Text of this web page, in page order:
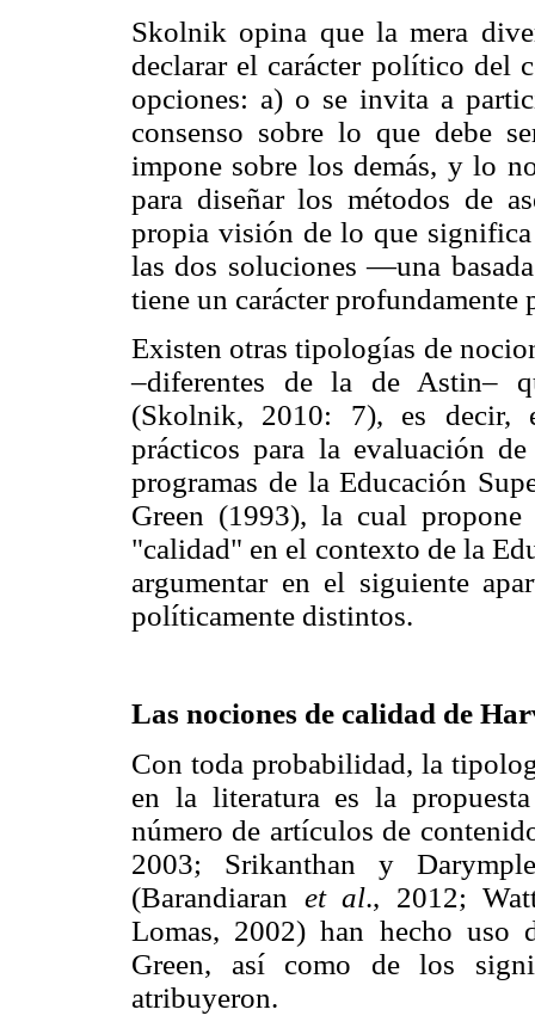
Skolnik opina que la mera
declarar el carácter político del
opciones: a) o se invita a
consenso sobre lo que debe
impone sobre los demás, y lo
para diseñar los métodos de
propia visión de lo que
las dos soluciones —una
tiene un carácter profundamente
Existen otras tipologías de
–diferentes de la de Astin–
(Skolnik, 2010: 7), es decir,
prácticos para la evaluación
programas de la Educación
Green (1993), la cual
"calidad" en el contexto de la
argumentar en el siguiente
políticamente distintos.
Las nociones de calidad de
Con toda probabilidad, la
en la literatura es la
número de artículos de
2003; Srikanthan y
(Barandiaran et al., 2012;
Lomas, 2002) han hecho uso
Green, así como de los
atribuyeron.